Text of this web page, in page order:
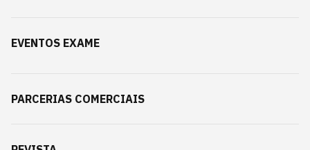
EVENTOS EXAME
PARCERIAS COMERCIAIS